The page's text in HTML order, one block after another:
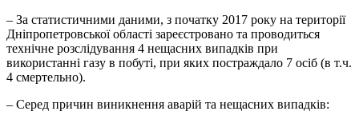
– За статистичними даними, з початку 2017 року на території
Дніпропетровської області зареєстровано та проводиться
технічне розслідування 4 нещасних випадків при
використанні газу в побуті, при яких постраждало 7 осіб (в т.ч.
4 смертельно).
– Серед причин виникнення аварій та нещасних випадків: